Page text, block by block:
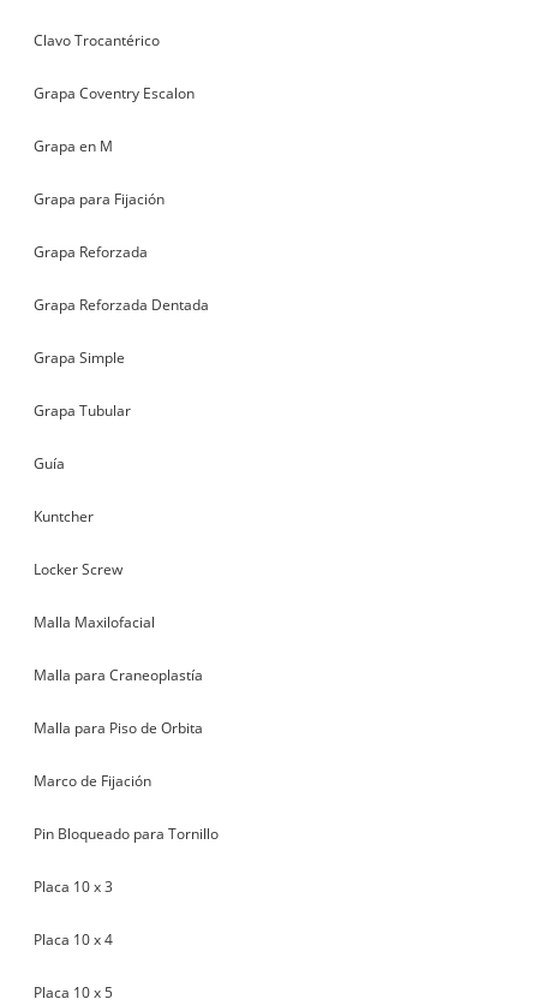
Clavo Trocantérico
Grapa Coventry Escalon
Grapa en M
Grapa para Fijación
Grapa Reforzada
Grapa Reforzada Dentada
Grapa Simple
Grapa Tubular
Guía
Kuntcher
Locker Screw
Malla Maxilofacial
Malla para Craneoplastía
Malla para Piso de Orbita
Marco de Fijación
Pin Bloqueado para Tornillo
Placa 10 x 3
Placa 10 x 4
Placa 10 x 5